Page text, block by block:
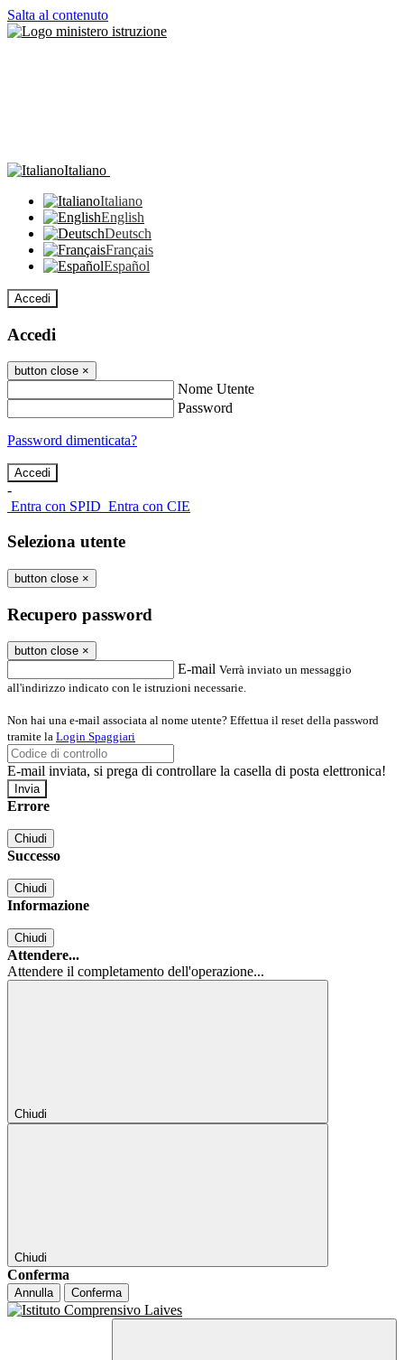
Salta al contenuto
Italiano
Italiano
English
Deutsch
Français
Español
Accedi
Accedi
button close ×
Nome Utente
Password
Password dimenticata?
-
Entra con SPID Entra con CIE
Seleziona utente
button close ×
Recupero password
button close ×
E-mail Verrà inviato un messaggio
all'indirizzo indicato con le istruzioni necessarie.
Non hai una e-mail associata al nome utente? Effettua il reset della password
tramite la Login Spaggiari
E-mail inviata, si prega di controllare la casella di posta elettronica!
Errore
Chiudi
Successo
Chiudi
Informazione
Chiudi
Attendere...
Attendere il completamento dell'operazione...
Chiudi
Chiudi
Conferma
Annulla Conferma